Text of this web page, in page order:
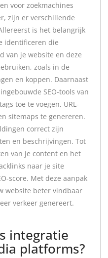
voor zoekmachines
zijn er verschillende
is het belangrijk
identificeren die
van je website en deze
zoals in de
en koppen. Daarnaast
SEO-tools van
toe te voegen, URL-
sitemaps te genereren.
correct zijn
en beschrijvingen. Tot
van je content en het
naar je site
score. Met deze aanpak
website beter vindbaar
verkeer genereert.
integratie
platforms?